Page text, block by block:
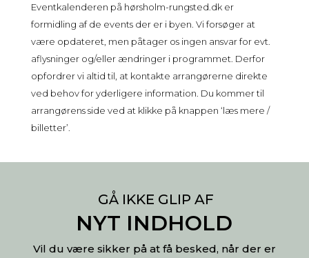
Eventkalenderen på hørsholm-rungsted.dker
formidling af de events der er i byen. Vi forsøger at
være opdateret, men påtager os ingen ansvar for evt.
aflysninger og/eller ændringer i programmet. Derfor
opfordrer vi altid til, at kontakte arrangørerne direkte
ved behov for yderligere information. Du kommer til
arrangørens side ved at klikke på knappen ‘læs mere /
billetter’.
GÅ IKKE GLIP AF
NYT INDHOLD
Vil du være sikker på at få besked, når der er